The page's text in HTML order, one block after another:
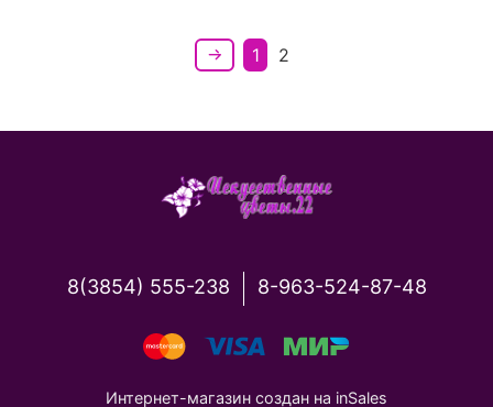
1 2
8(3854) 555-238 8-963-524-87-48
Интернет-магазин создан на inSales